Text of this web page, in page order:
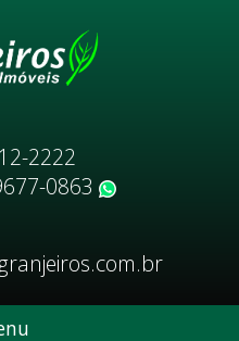
2222
0863